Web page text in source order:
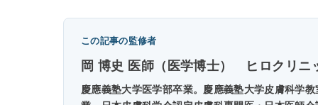
この記事の監修者
岡 博史 医師（医学博士） ヒロクリニ
慶應義塾大学医学部卒業。慶應義塾大学皮膚科学